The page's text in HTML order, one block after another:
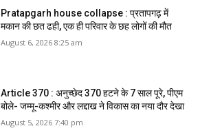
Pratapgarh house collapse : प्रतापगढ़ में
मकान की छत ढही, एक ही परिवार के छह लोगों की मौत
August 6, 2026 8:25 am
Article 370 : अनुच्छेद 370 हटने के 7 साल पूरे, पीएम
बोले- जम्मू-कश्मीर और लद्दाख ने विकास का नया दौर देखा
August 5, 2026 7:40 pm